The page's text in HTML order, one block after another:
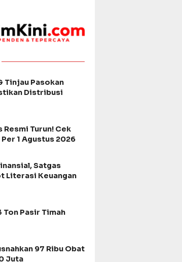
Tinjau Pasokan
Distribusi
Resmi Turun! Cek
1 Agustus 2026
Satgas
Literasi Keuangan
Ton Pasir Timah
97 Ribu Obat
Juta